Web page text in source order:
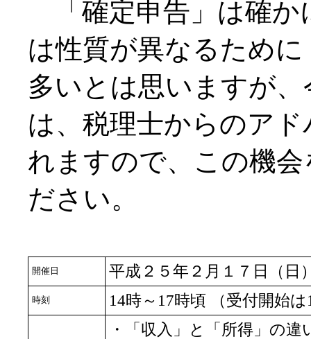
「確定申告」は確か
は性質が異なるため
多いとは思いますが
は、税理士からのア
れますので、この機
ださい。
開催日 平成２５年２月１７日（日
時刻 14時～17時頃 （受付開始
・「収入」と「所得」の違